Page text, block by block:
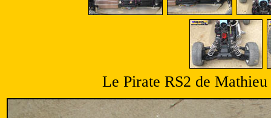
Le Pirate RS2 de